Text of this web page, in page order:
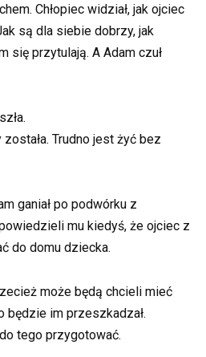
Chłopiec widział, jak ojciec
są dla siebie dobrzy, jak
się przytulają. A Adam czuł
Trudno jest żyć bez
ganiał po podwórku z
mu kiedyś, że ojciec z
do domu dziecka.
może będą chcieli mieć
będzie im przeszkadzał.
tego przygotować.